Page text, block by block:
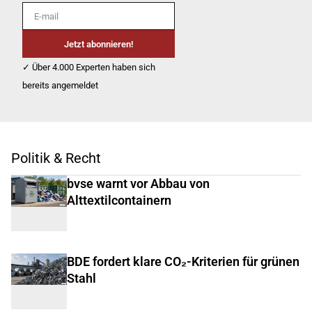
E-mail
Jetzt abonnieren!
✓ Über 4.000 Experten haben sich
bereits angemeldet
Politik & Recht
bvse warnt vor Abbau von
Alttextilcontainern
BDE fordert klare CO₂-Kriterien für grünen
Stahl